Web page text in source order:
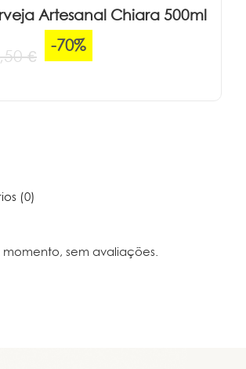
Artesanal Chiara 500ml
€
-70%
(0)
momento, sem avaliações.